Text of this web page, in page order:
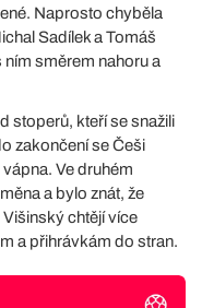
Naprosto chyběla
Sadílek a Tomáš
směrem nahoru a
stoperů, kteří se snažili
zakončení se Češi
Ve druhém
a bylo znát, že
chtějí více
a přihrávkám do stran.